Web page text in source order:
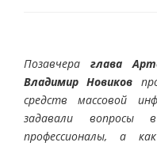
Позавчера глава
Владимир Новиков
средств массовой
задавали
профессионалы, а